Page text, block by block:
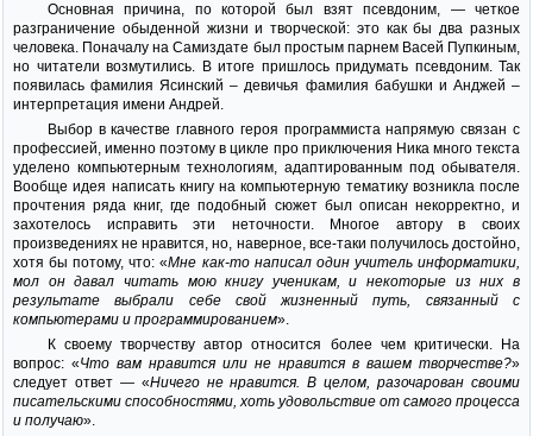
Основная причина, по которой был взят псевдоним, — четкое
разграничение обыденной жизни и творческой: это как бы два разных
человека. Поначалу на Самиздате был простым парнем Васей Пупкиным,
но читатели возмутились. В итоге пришлось придумать псевдоним. Так
появилась фамилия Ясинский – девичья фамилия бабушки и Анджей –
интерпретация имени Андрей.
Выбор в качестве главного героя программиста напрямую связан с
профессией, именно поэтому в цикле про приключения Ника много текста
уделено компьютерным технологиям, адаптированным под обывателя.
Вообще идея написать книгу на компьютерную тематику возникла после
прочтения ряда книг, где подобный сюжет был описан некорректно, и
захотелось исправить эти неточности. Многое автору в своих
произведениях не нравится, но, наверное, все-таки получилось достойно,
хотя бы потому, что: «Мне как-то написал один учитель информатики,
мол он давал читать мою книгу ученикам, и некоторые из них в
результате выбрали себе свой жизненный путь, связанный с
компьютерами и программированием».
К своему творчеству автор относится более чем критически. На
вопрос: «Что вам нравится или не нравится в вашем творчестве?»
следует ответ — «Ничего не нравится. В целом, разочарован своими
писательскими способностями, хоть удовольствие от самого процесса
и получаю».